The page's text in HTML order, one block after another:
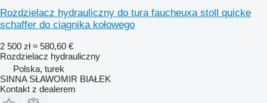
Rozdzielacz hydrauliczny do tura faucheuxa stoll quicke
schaffer do ciągnika kołowego
2 500 zł ≈ 580,60 €
Rozdzielacz hydrauliczny
Polska, turek
SINNA SŁAWOMIR BIAŁEK
Kontakt z dealerem